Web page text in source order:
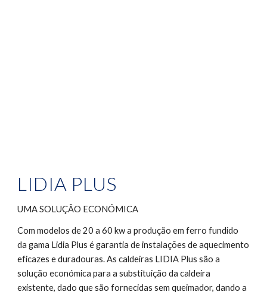
LIDIA PLUS
UMA SOLUÇÃO ECONÓMICA
Com modelos de 20 a 60 kw a produção em ferro fundido
da gama Lidia Plus é garantia de instalações de aquecimento
eficazes e duradouras. As caldeiras LIDIA Plus são a
solução económica para a substituição da caldeira
existente, dado que são fornecidas sem queimador, dando a